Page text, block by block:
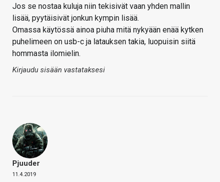
Jos se nostaa kuluja niin tekisivät vaan yhden mallin
lisää, pyytäisivät jonkun kympin lisää.
Omassa käytössä ainoa piuha mitä nykyään enää kytken
puhelimeen on usb-c ja latauksen takia, luopuisin siitä
hommasta ilomielin.
Kirjaudu sisään vastataksesi
Pjuuder
11.4.2019